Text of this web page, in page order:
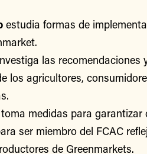
estudia formas de
las recomendaciones
los agricultores,
toma medidas para garantizar
ser miembro del FCAC
de Greenmarkets.